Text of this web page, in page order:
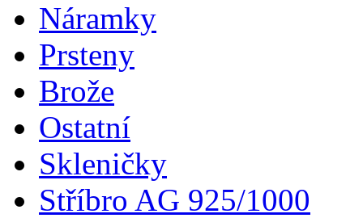
Náramky
Prsteny
Brože
Ostatní
Skleničky
Stříbro AG 925/1000